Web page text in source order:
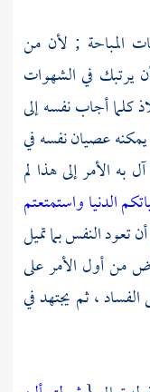
المباحة ; لأن من
يرتبك في الشهوات
كلما أجاب نفسه إلى
يمكنه عصيان نفسه في
به الأمر إلى هذا لم
الدنيا واستمتعتم
تعود النفس بما تميل
من أول الأمر على
، ثم يجتهد في